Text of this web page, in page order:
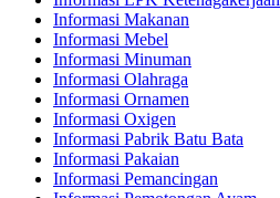
Informasi Makanan
Informasi Mebel
Informasi Minuman
Informasi Olahraga
Informasi Ornamen
Informasi Oxigen
Informasi Pabrik Batu Bata
Informasi Pakaian
Informasi Pemancingan